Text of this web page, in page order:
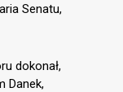
Senatu,
dokonał,
Danek,